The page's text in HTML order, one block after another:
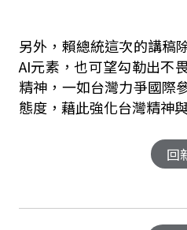
另外，賴總統這次的講稿
AI元素，也可望勾勒出不
精神，一如台灣力爭國際
態度，藉此強化台灣精神
回